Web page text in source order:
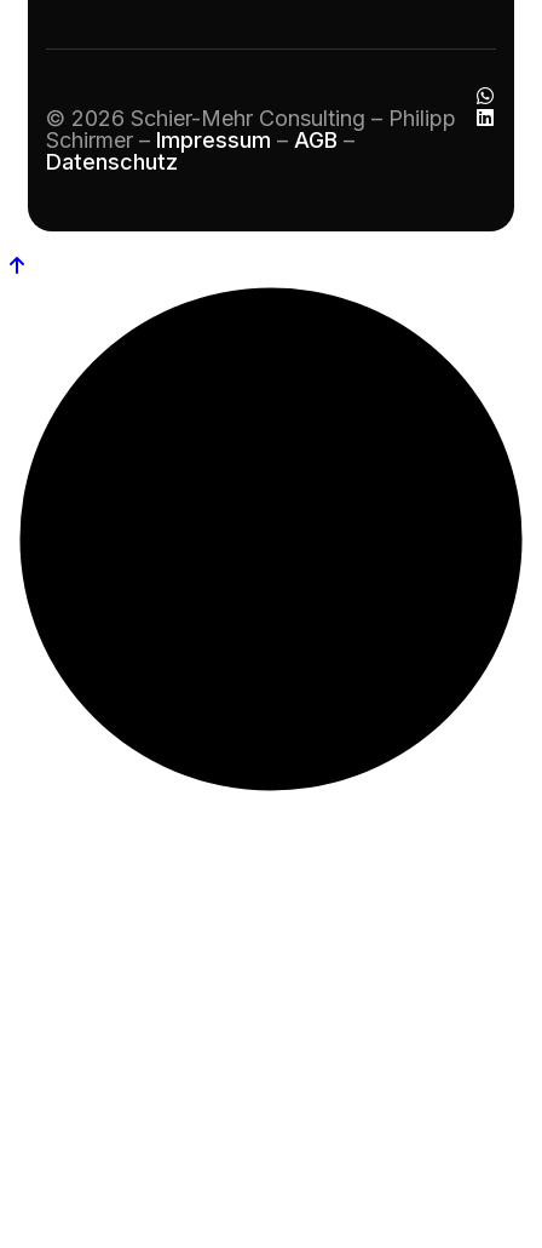
© 2026 Schier-Mehr Consulting – Philipp
Schirmer – Impressum – AGB –
Datenschutz